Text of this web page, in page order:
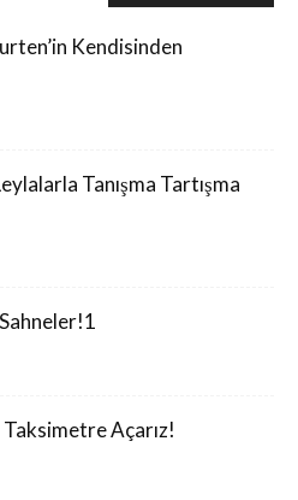
Kendisinden
Tanışma Tartışma
Açarız!